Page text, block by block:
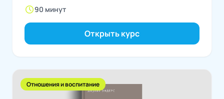
schedule90 минут
Открыть курс
Отношения и воспитание